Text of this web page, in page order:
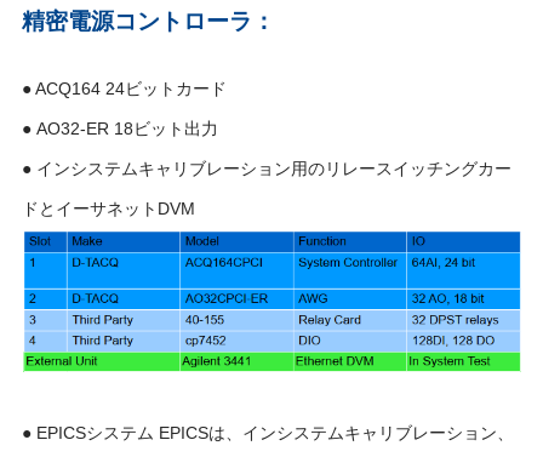
精密電源コントローラ：
● ACQ164 24ビットカード
● AO32-ER 18ビット出力
● インシステムキャリブレーション用のリレースイッチングカー
ドとイーサネットDVM
● EPICSシステム EPICSは、インシステムキャリブレーション、